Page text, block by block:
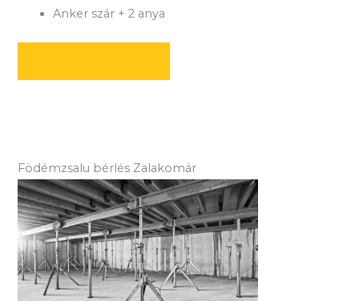
Anker szár + 2 anya
Födémzsalu bérlés Zalakomár